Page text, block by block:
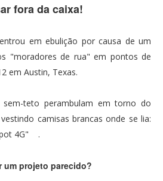
fora da caixa!
em ebulição por causa de um
"moradores de rua" em pontos de
em Austin, Texas.
teto perambulam em torno do
camisas brancas onde se lia:
4G" .
um projeto parecido?